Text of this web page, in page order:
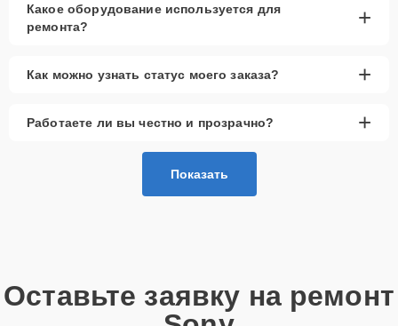
Какое оборудование используется для
ремонта?
+
Как можно узнать статус моего заказа? +
Работаете ли вы честно и прозрачно? +
Показать
Оставьте заявку на ремонт